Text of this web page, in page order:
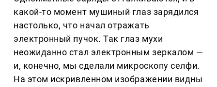
какой-то момент мушиный глаз зарядился
настолько, что начал отражать
электронный пучок. Так глаз мухи
неожиданно стал электронным зеркалом —
и, конечно, мы сделали микроскопу селфи.
На этом искривленном изображении видны